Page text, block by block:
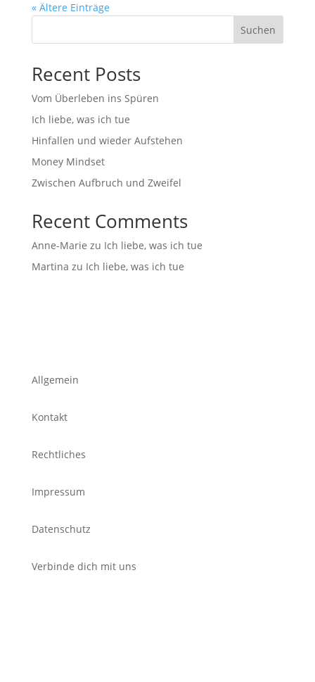
« Ältere Einträge
Suchen
Recent Posts
Vom Überleben ins Spüren
Ich liebe, was ich tue
Hinfallen und wieder Aufstehen
Money Mindset
Zwischen Aufbruch und Zweifel
Recent Comments
Anne-Marie zu Ich liebe, was ich tue
Martina zu Ich liebe, was ich tue
Allgemein
Kontakt
Rechtliches
Impressum
Datenschutz
Verbinde dich mit uns